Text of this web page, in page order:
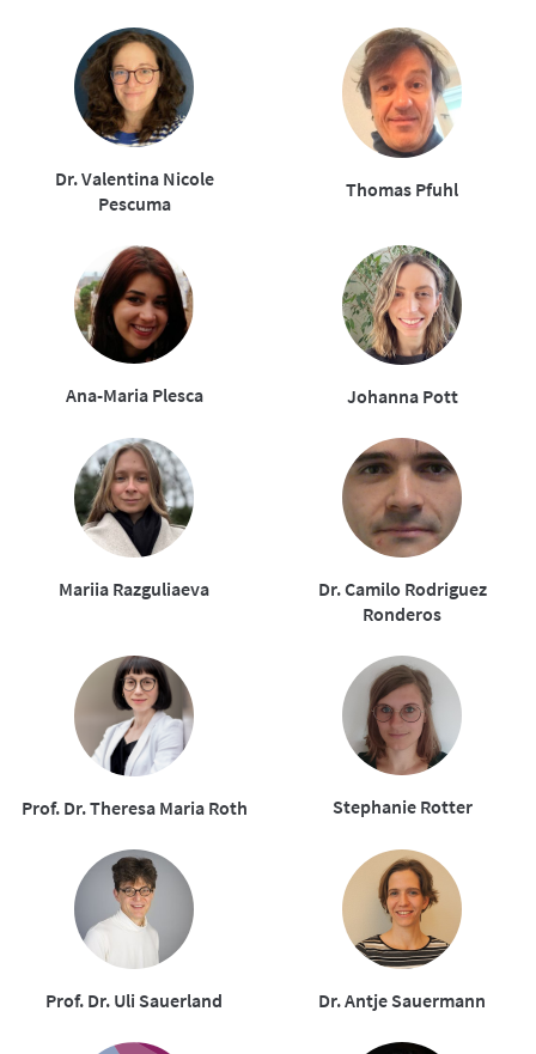
Dr. Valentina Nicole
Pescuma
Thomas Pfuhl
Ana-Maria Plesca Johanna Pott
Mariia Razguliaeva
Dr. Camilo Rodriguez
Ronderos
Prof. Dr. Theresa Maria Roth Stephanie Rotter
Prof. Dr. Uli Sauerland Dr. Antje Sauermann